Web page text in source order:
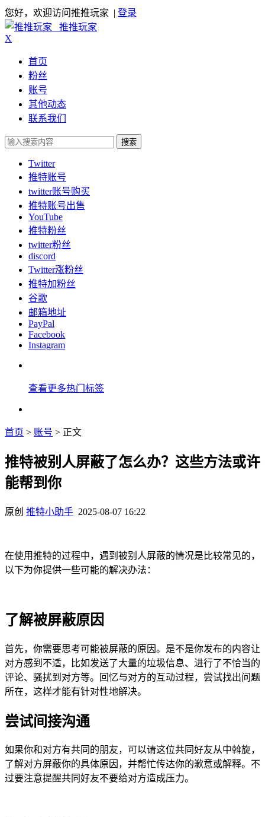
您好，欢迎访问推推玩家 | 登录
推推玩家
X
首页
粉丝
账号
其他动态
联系我们
搜索
Twitter
推特账号
twitter账号购买
推特账号出售
YouTube
推特粉丝
twitter粉丝
discord
Twitter涨粉丝
推特加粉丝
谷歌
邮箱地址
PayPal
Facebook
Instagram
查看更多热门标签
首页 > 账号 > 正文
推特被别人屏蔽了怎么办？这些方法或许
能帮到你
原创 推特小助手 2025-08-07 16:22
在使用推特的过程中，遇到被别人屏蔽的情况是比较常见的，
以下为你提供一些可能的解决办法：
了解被屏蔽原因
首先，你需要思考可能被屏蔽的原因。是不是你发布的内容让
对方感到不适，比如发送了大量的垃圾信息、进行了不恰当的
评论、骚扰到对方等。回忆与对方的互动过程，尝试找出问题
所在，这样才能有针对性地解决。
尝试间接沟通
如果你和对方有共同的朋友，可以请这位共同好友从中斡旋，
了解对方屏蔽你的具体原因，并帮忙传达你的歉意或解释。不
过要注意提醒共同好友不要给对方造成压力。